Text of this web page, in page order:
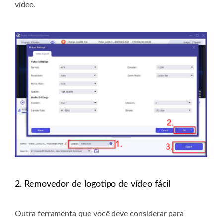
vídeo.
2. Removedor de logotipo de vídeo fácil
Outra ferramenta que você deve considerar para